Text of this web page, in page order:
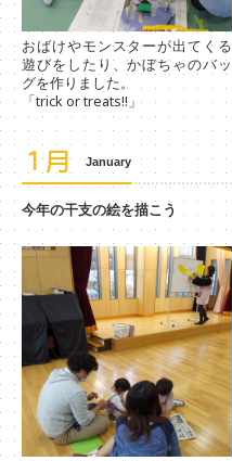
おばけやモンスターが出てくる
遊びをしたり、かぼちゃのバッ
グを作りました。
「trick or treats!!」
１月 January
今年の干支の絵を描こう